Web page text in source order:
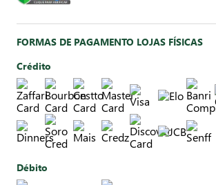
FORMAS DE PAGAMENTO LOJAS FÍSICAS
Crédito
Débito